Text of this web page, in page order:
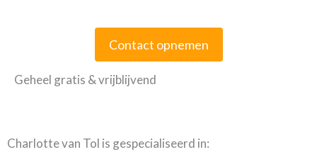
Contact opnemen
Geheel gratis & vrijblijvend
Charlotte van Tol is gespecialiseerd in: